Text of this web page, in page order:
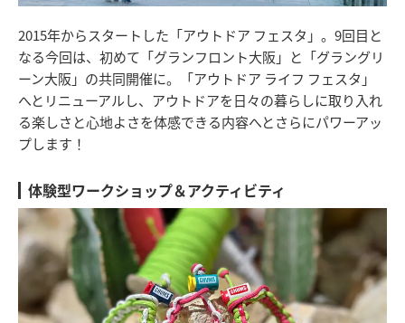
2015年からスタートした「アウトドア フェスタ」。9回目と
なる今回は、初めて「グランフロント大阪」と「グラングリ
ーン大阪」の共同開催に。「アウトドア ライフ フェスタ」
へとリニューアルし、アウトドアを日々の暮らしに取り入れ
る楽しさと心地よさを体感できる内容へとさらにパワーアッ
プします！
体験型ワークショップ＆アクティビティ